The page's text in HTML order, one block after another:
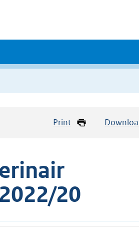
Print
20